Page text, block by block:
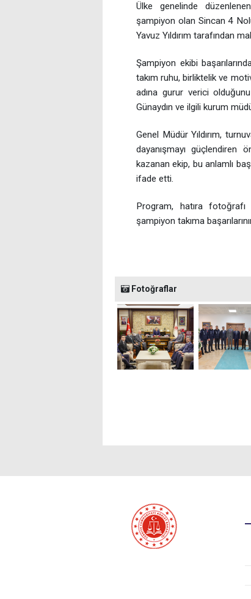
Ülke genelinde
şampiyon olan Sincan 4
Yavuz Yıldırım tarafından
Şampiyon ekibi
takım ruhu, birliktelik ve
adına gurur verici
Günaydın ve ilgili kurum
Genel Müdür Yıldırım,
dayanışmayı güçlendiren
kazanan ekip, bu anlamlı
ifade etti.
Program, hatıra
şampiyon takıma
Fotoğraflar